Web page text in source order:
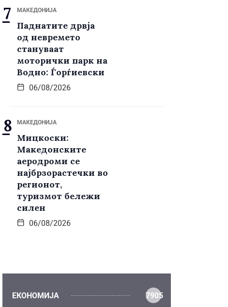
МАКЕДОНИЈА
Паднатите дрвја
од невремето
стануваат
моторички парк на
Водно: Ѓорѓиевски
06/08/2026
МАКЕДОНИЈА
Мицкоски:
Македонските
аеродроми се
најбрзорастечки во
регионот,
туризмот бележи
силен
06/08/2026
ЕКОНОМИЈА 7905